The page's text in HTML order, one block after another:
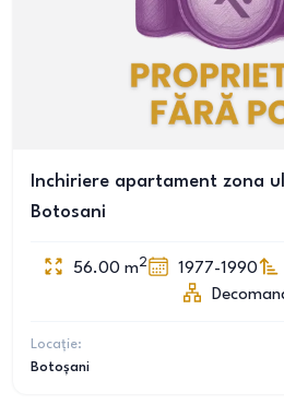
Inchiriere apartament zona
Botosani
56.00 m2 1977-1990
Locație:
Botoșani